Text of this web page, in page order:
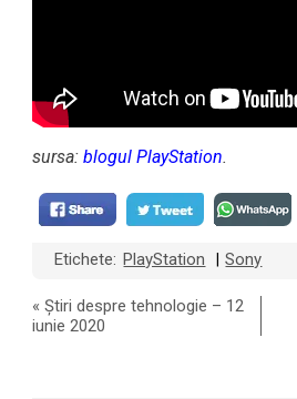
sursa:blogul PlayStation.
Etichete: PlayStation Sony
«Știri despre tehnologie – 12
iunie 2020